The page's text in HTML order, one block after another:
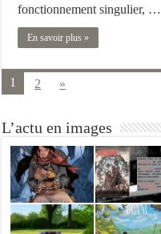
fonctionnement singulier, …
En savoir plus »
1 2 »
L’actu en images